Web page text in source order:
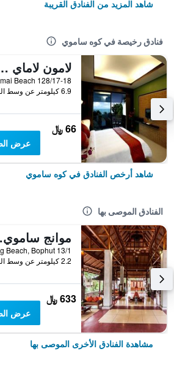
شاهد المزيد من الفنادق القريبة
فنادق رخيصة في كوه ساموي
لامون
6.9 كيلومتر عن وسط المدينة
66 ﷼
عرض
شاهد أرخص الفنادق في كوه ساموي
الفنادق الموصى بها
2.2 كيلومتر عن وسط المدينة
633 ﷼
عرض
مشاهدة الفنادق الأخرى الموصى بها